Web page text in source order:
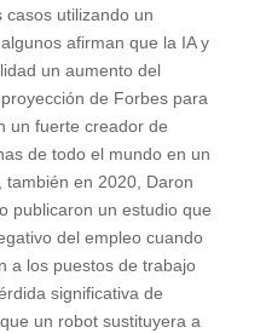
utilizando un
afirman que la IA y
un aumento del
de Forbes para
un fuerte creador de
de todo el mundo en un
en 2020, Daron
publicaron un estudio que
del empleo cuando
a los puestos de trabajo
significativa de
un robot sustituyera a